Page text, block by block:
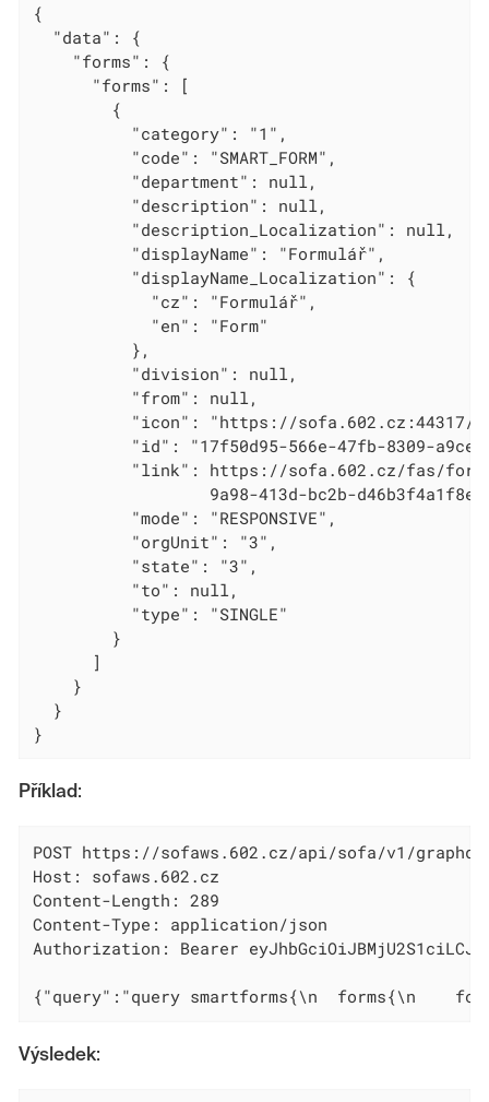
{
  "data": {
    "forms": {
      "forms": [
        {
          "category": "1",
          "code": "SMART_FORM",
          "department": null,
          "description": null,
          "description_Localization": null,
          "displayName": "Formulář",
          "displayName_Localization": {
            "cz": "Formulář",
            "en": "Form"
          },
          "division": null,
          "from": null,
"icon": "https://sofa.602.cz:44317/
"id": "17f50d95-566e-47fb-8309-
"link": https://sofa.602.cz/fas/
9a98-413d-bc2b-
          "mode": "RESPONSIVE",
          "orgUnit": "3",
          "state": "3",
          "to": null,
          "type": "SINGLE"
        }
      ]
    }
  }
}
Příklad:
POST https://sofaws.602.cz/api/sofa/v1/graphql
Host: sofaws.602.cz
Content-Length: 289
Content-Type: application/json
Authorization: Bearer
{"query":"query smartforms{\n  forms{\n
Výsledek: